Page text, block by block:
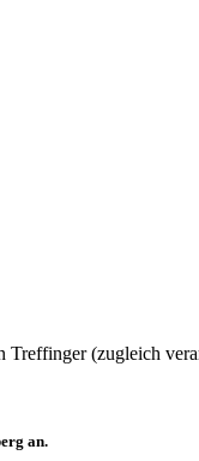
Treffinger (zugleich
an.